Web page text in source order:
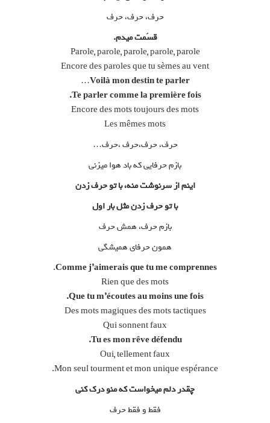
حرف، حرف، حرف
قسَمت میدم.
Parole, parole, parole, parole, parole
Encore des paroles que tu sèmes au vent
Voilà mon destin te parler
…
Te parler comme la première fois.
Encore des mots toujours des mots
Les mêmes mots
حرف، حرف،حرف ،حرف…
بازم حرفایی که باد هوا میزنی
اینم از سرنوشت منه، با تو حرف زدن
با تو حرف زدن مثل بار اول
بازم حرف، همش حرف
همون حرفای همیشگی
Comme j’aimerais que tu me comprennes
.
Rien que des mots
Que tu m’écoutes au moins une fois.
Des mots magiques des mots tactiques
Qui sonnent faux
Tu es mon rêve défendu.
Oui, tellement faux
Mon seul tourment et mon unique espérance.
چقدر دلم میخواست که منو درک کنی
فقط و فقط حرف